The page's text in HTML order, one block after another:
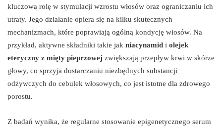
kluczową rolę w stymulacji wzrostu włosów oraz ograniczaniu ich
utraty. Jego działanie opiera się na kilku skutecznych
mechanizmach, które poprawiają ogólną kondycję włosów. Na
przykład, aktywne składniki takie jak niacynamid i olejek
eteryczny z mięty pieprzowej zwiększają przepływ krwi w skórze
głowy, co sprzyja dostarczaniu niezbędnych substancji
odżywczych do cebulek włosowych, co jest istotne dla zdrowego
porostu.
Z badań wynika, że regularne stosowanie epigenetycznego serum